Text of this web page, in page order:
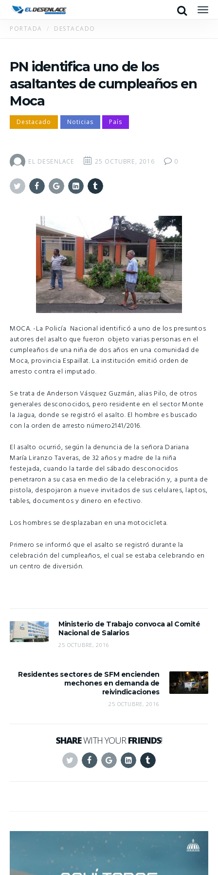
Search
PORTADA DESTACADO
PN identifica uno de los
asaltantes de cumpleaños en
Moca
Destacado Noticias País
EL DESENLACE 25 OCTUBRE, 2016 0
MOCA. -La Policía Nacional identificó a uno de los presuntos
autores del asalto que fueron objeto varias personas en el
cumpleaños de una niña de dos años en una comunidad de
Moca, provincia Espaillat. La institución emitió orden de
arresto contra el imputado.
Se trata de Anderson Vásquez Guzmán, alias Pilo, de otros
generales desconocidos, pero residente en el sector Monte
la Jagua, donde se registró el asalto. El hombre es buscado
con la orden de arresto número2141/2016.
El asalto ocurrió, según la denuncia de la señora Dariana
María Liranzo Taveras, de 32 años y madre de la niña
festejada, cuando la tarde del sábado desconocidos
penetraron a su casa en medio de la celebración y, a punta de
pistola, despojaron a nueve invitados de sus celulares, laptos,
tables, documentos y dinero en efectivo.
Los hombres se desplazaban en una motocicleta.
Primero se informó que el asalto se registró durante la
celebración del cumpleaños, el cual se estaba celebrando en
un centro de diversión.
Ministerio de Trabajo convoca al Comité
Nacional de Salarios
25 OCTUBRE, 2016
Residentes sectores de SFM encienden
mechones en demanda de
reivindicaciones
25 OCTUBRE, 2016
SHAREWITH YOURFRIENDS!